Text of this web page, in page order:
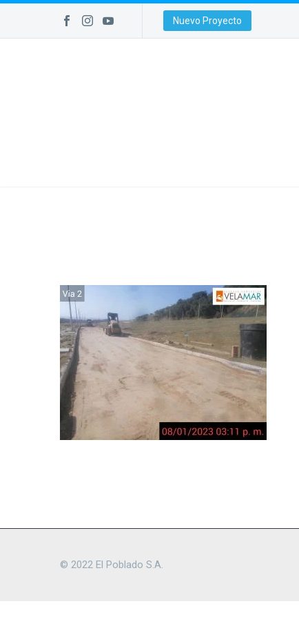
Nuevo Proyecto
© 2022 El Poblado S.A.